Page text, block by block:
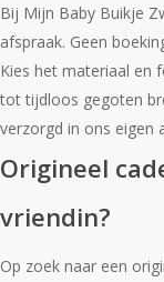
Bij Mijn Baby Buikje
afspraak. Geen
Kies het materiaal en
tot tijdloos gegoten
verzorgd in ons eigen
Origineel
vriendin?
Op zoek naar een